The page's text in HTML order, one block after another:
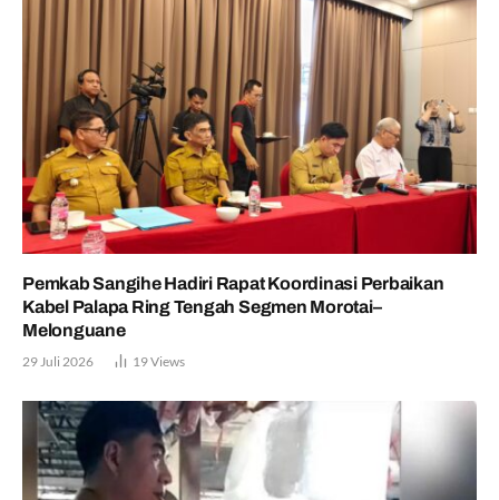
Pemkab Sangihe Hadiri Rapat Koordinasi Perbaikan
Kabel Palapa Ring Tengah Segmen Morotai–
Melonguane
29 Juli 2026 19Views